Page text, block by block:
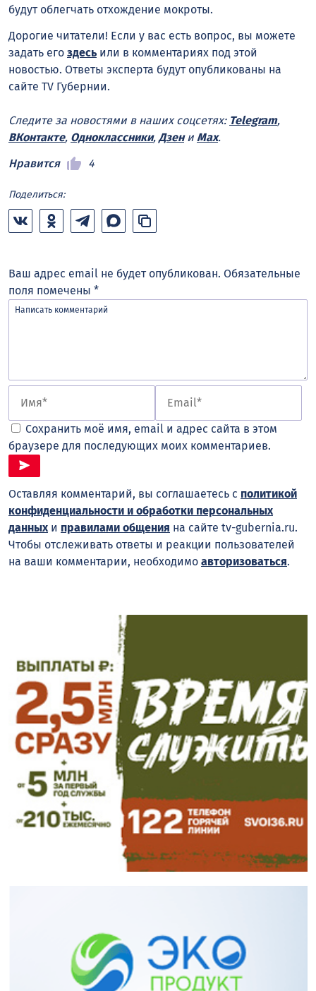
будут облегчать отхождение мокроты.
Дорогие читатели! Если у вас есть вопрос, вы можете
задать его здесь или в комментариях под этой
новостью. Ответы эксперта будут опубликованы на
сайте TV Губернии.
Следите за новостями в наших соцсетях: Telegram,
ВКонтакте, Одноклассники, Дзени Max.
Нравится
4
Поделиться:
Ваш адрес email не будет опубликован. Обязательные
поля помечены *
Сохранить моё имя, email и адрес сайта в этом
браузере для последующих моих комментариев.
Оставляя комментарий, вы соглашаетесь с политикой
конфиденциальности и обработки персональных
данныхи правилами общения на сайте tv-gubernia.ru.
Чтобы отслеживать ответы и реакции пользователей
на ваши комментарии, необходимо авторизоваться.